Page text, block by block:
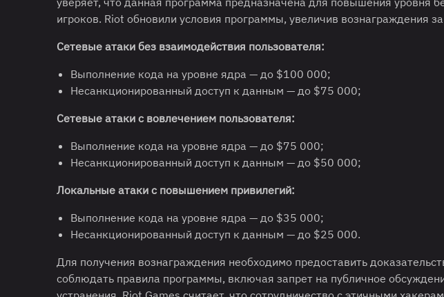
игроков. Riot обновили условия программы, увеличив вознаграждения
Сетевые атаки без взаимодействия пользователя:
Выполнение кода на уровне ядра — до $100 000;
Несанкционированный доступ к данным — до $75 000;
Сетевые атаки с вовлечением пользователя:
Выполнение кода на уровне ядра — до $75 000;
Несанкционированный доступ к данным — до $50 000;
Локальные атаки с повышением привилегий:
Выполнение кода на уровне ядра — до $35 000;
Несанкционированный доступ к данным — до $25 000.
Для получения вознаграждения необходимо предоставить
соблюдать правила программы, включая запрет на публичное